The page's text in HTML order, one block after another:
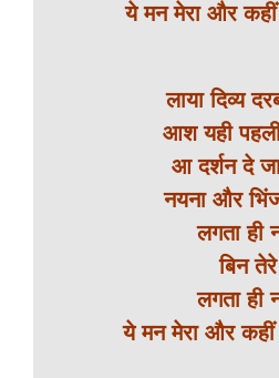
ये मन मेरा और कहीं
लाया दिव्य
आश यही
आ दर्शन दे
नयना और
लगता ही
बिन तेरे
लगता ही
ये मन मेरा और कहीं